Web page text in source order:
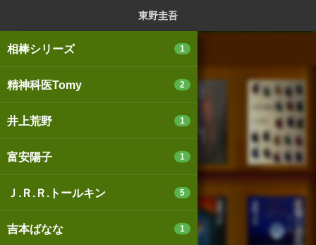
東野圭吾
相棒シリーズ 1
精神科医Tomy 2
井上荒野 1
富安陽子 1
Ｊ.Ｒ.Ｒ.トールキン 5
吉本ばなな 1
パソコン版
個人情報保護基本方針
Cookie等の利用に関するガイドライン
サイトアクセス情報の取得について